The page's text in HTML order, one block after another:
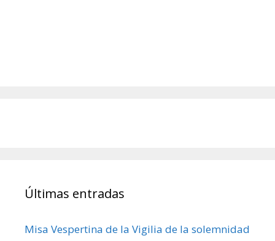
Últimas entradas
Misa Vespertina de la Vigilia de la solemnidad